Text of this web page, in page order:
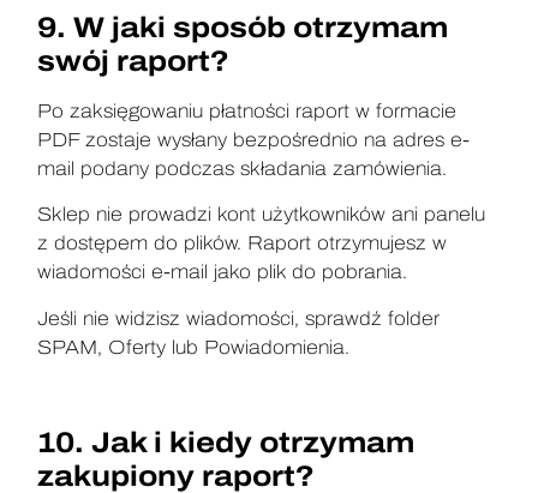
9. W jaki sposób otrzymam
swój raport?
Po zaksięgowaniu płatności raport w formacie
PDF zostaje wysłany bezpośrednio na adres e-
mail podany podczas składania zamówienia.
Sklep nie prowadzi kont użytkowników ani panelu
z dostępem do plików. Raport otrzymujesz w
wiadomości e-mail jako plik do pobrania.
Jeśli nie widzisz wiadomości, sprawdź folder
SPAM, Oferty lub Powiadomienia.
10. Jak i kiedy otrzymam
zakupiony raport?